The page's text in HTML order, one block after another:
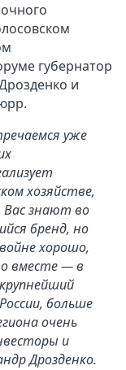
губернатор
и
уже
хозяйстве,
знают во
бренд, но
хорошо,
вместе — в
больше
очень
и
Дрозденко.